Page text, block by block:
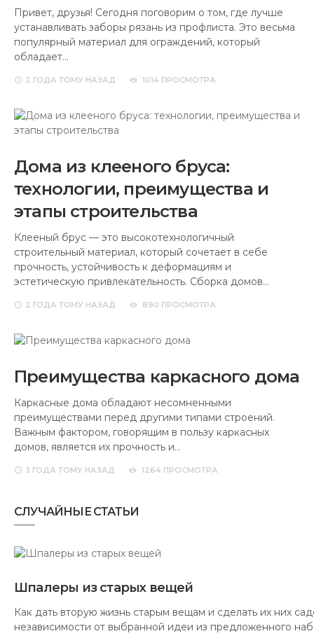
Привет, друзья! Сегодня поговорим о том, где лучше
устанавливать заборы рязань из профлиста. Это весьма
популярный материал для ограждений, который
обладает…
2 ГОДА ТОМУ НАЗАД 1014 ПРОСМОТРА
Дома из клееного бруса:
технологии, преимущества и
этапы строительства
Клееный брус — это высокотехнологичный
строительный материал, который сочетает в себе
прочность, устойчивость к деформациям и
эстетическую привлекательность. Сборка домов…
2 ГОДА ТОМУ НАЗАД 890 ПРОСМОТРА
Преимущества каркасного дома
Каркасные дома обладают несомненными
преимуществами перед другими типами строений.
Важным фактором, говорящим в пользу каркасных
домов, является их прочность и…
3 ГОДА ТОМУ НАЗАД 1264 ПРОСМОТРА
СЛУЧАЙНЫЕ СТАТЬИ
Шпалеры из старых вещей
Как дать вторую жизнь старым вещам и сделать их них
независимости от выбранной идеи из предложенного